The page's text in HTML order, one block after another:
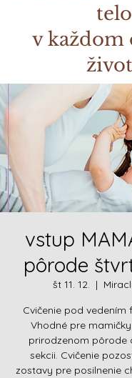
telo
v každom
vstup
pôrode
št 11. 12.
  |
Cvičenie pod vedením
Vhodné pre
prirodzenom pôrode
sekcii. Cvičenie
zostavy pre posilnenie